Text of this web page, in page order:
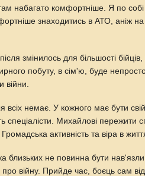
набагато комфортніше. Я по собі
знаходитись в АТО, аніж на
змінилось для більшості
побуту, в сім'ю, буде
всіх немає. У кожного має бути
спеціалісти. Михайлові пережити
активність та віра в
близьких не повинна бути
війну. Прийде час, боєць сам